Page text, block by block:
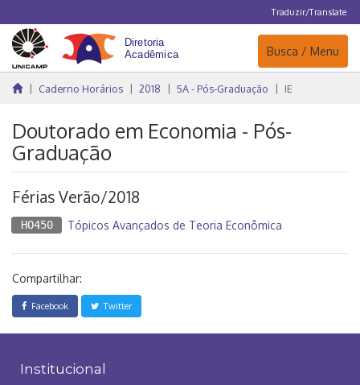
Traduzir/Translate
Navegação
Busca / Menu
Caderno Horários 2018 5A - Pós-Graduação IE
Doutorado em Economia - Pós-
Graduação
Férias Verão/2018
HO450 Tópicos Avançados de Teoria Econômica
Compartilhar:
Facebook Twitter
Institucional